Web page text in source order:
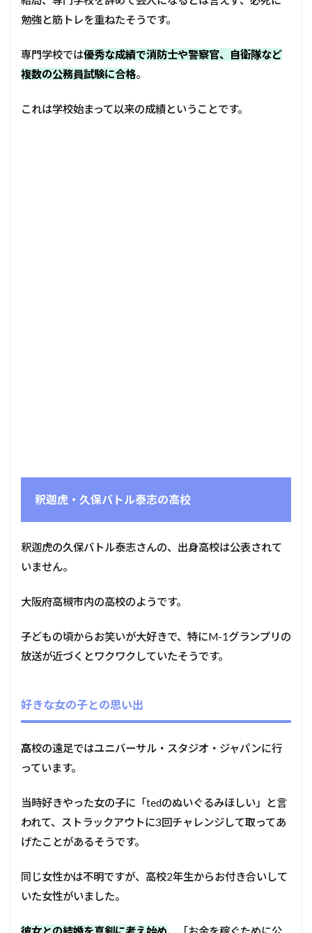
勉強と筋トレを重ねたそうです。
専門学校では優秀な成績で消防士や警察官、自衛隊など
複数の公務員試験に合格。
これは学校始まって以来の成績ということです。
釈迦虎・久保バトル泰志の高校
釈迦虎の久保バトル泰志さんの、出身高校は公表されて
いません。
大阪府高槻市内の高校のようです。
子どもの頃からお笑いが大好きで、特にM-1グランプリの
放送が近づくとワクワクしていたそうです。
好きな女の子との思い出
高校の遠足ではユニバーサル・スタジオ・ジャパンに行
っています。
当時好きやった女の子に「tedのぬいぐるみほしい」と言
われて、ストラックアウトに3回チャレンジして取ってあ
げたことがあるそうです。
同じ女性かは不明ですが、高校2年生からお付き合いして
いた女性がいました。